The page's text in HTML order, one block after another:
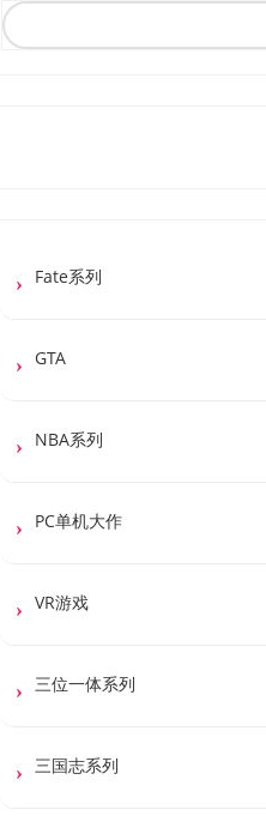
Fate系列
GTA
NBA系列
PC单机大作
VR游戏
三位一体系列
三国志系列